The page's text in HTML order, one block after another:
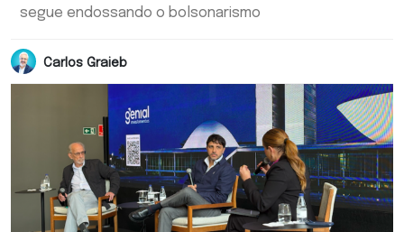
segue endossando o bolsonarismo
Carlos Graieb